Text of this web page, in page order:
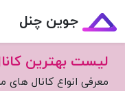
جوین چنل
لیست بهترین
معرفی انواع کانال های